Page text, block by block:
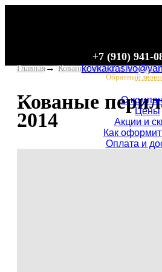
+7 (910) 941-
Обратный
О
Цены
Акции и
Как
Оплата и
Главная Кованые перила и
Кованые
2014